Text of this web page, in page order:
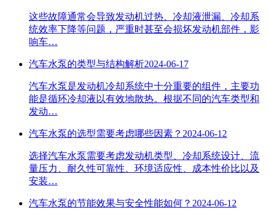
这些故障通常会导致发动机过热、冷却液泄漏、冷却系
统效率下降等问题，严重时甚至会损坏发动机部件，影
响车…
汽车水泵的类型与结构解析2024-06-17
汽车水泵是发动机冷却系统中十分重要的组件，主要功
能是循环冷却液以有效地散热。根据不同的汽车类型和
发动…
汽车水泵的选型需要考虑哪些因素？ 2024-06-12
选择汽车水泵需要考虑发动机类型、冷却系统设计、流
量压力、耐久性可靠性、环境适应性、成本性价比以及
安装…
汽车水泵的节能效果与安全性能如何？ 2024-06-12